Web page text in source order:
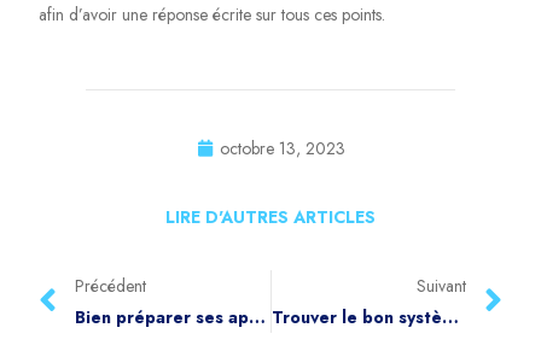
afin d’avoir une réponse écrite sur tous ces points.
octobre 13, 2023
LIRE D'AUTRES ARTICLES
Précédent
Bien préparer ses appareils électriques et sa vaisselle pour son déménagement
Suivant
Trouver le bon système d’alarme